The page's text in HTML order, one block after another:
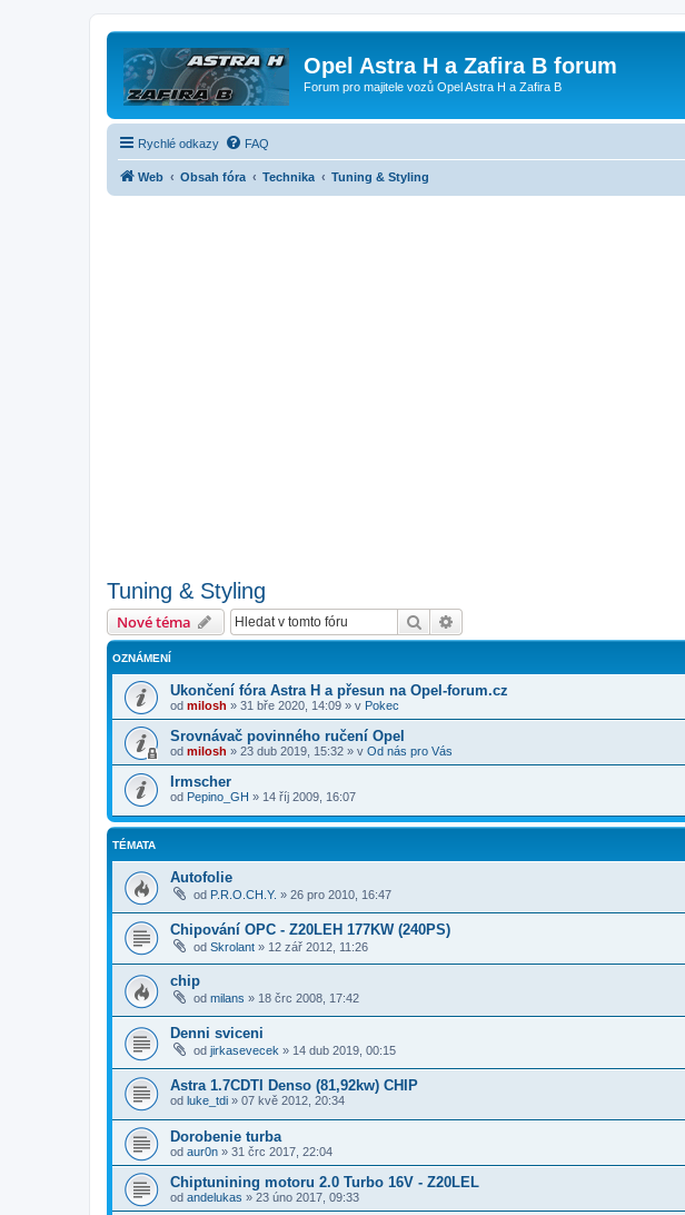
Opel Astra H a Zafira B forum
Forum pro majitele vozů Opel Astra H a Zafira B
Rychlé odkazy FAQ
Web Obsah fóra Technika Tuning & Styling
Tuning & Styling
Nové téma Hledat
OZNÁMENÍ
Ukončení fóra Astra H a přesun na Opel-forum.cz
od milosh » 31 bře 2020, 14:09 » v Pokec
Srovnávač povinného ručení Opel
od milosh » 23 dub 2019, 15:32 » v Od nás pro Vás
Irmscher
od Pepino_GH » 14 říj 2009, 16:07
TÉMATA
Autofolie
od P.R.O.CH.Y. » 26 pro 2010, 16:47
Chipování OPC - Z20LEH 177KW (240PS)
od Skrolant » 12 zář 2012, 11:26
chip
od milans » 18 črc 2008, 17:42
Denni sviceni
od jirkasevecek » 14 dub 2019, 00:15
Astra 1.7CDTI Denso (81,92kw) CHIP
od luke_tdi » 07 kvě 2012, 20:34
Dorobenie turba
od aur0n » 31 črc 2017, 22:04
Chiptunining motoru 2.0 Turbo 16V - Z20LEL
od andelukas » 23 úno 2017, 09:33